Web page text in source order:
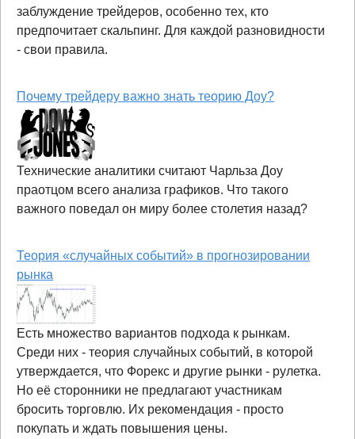
заблуждение трейдеров, особенно тех, кто
предпочитает скальпинг. Для каждой разновидности
- свои правила.
Почему трейдеру важно знать теорию Доу?
Технические аналитики считают Чарльза Доу
праотцом всего анализа графиков. Что такого
важного поведал он миру более столетия назад?
Теория «случайных событий» в прогнозировании
рынка
Есть множество вариантов подхода к рынкам.
Среди них - теория случайных событий, в которой
утверждается, что Форекс и другие рынки - рулетка.
Но её сторонники не предлагают участникам
бросить торговлю. Их рекомендация - просто
покупать и ждать повышения цены.